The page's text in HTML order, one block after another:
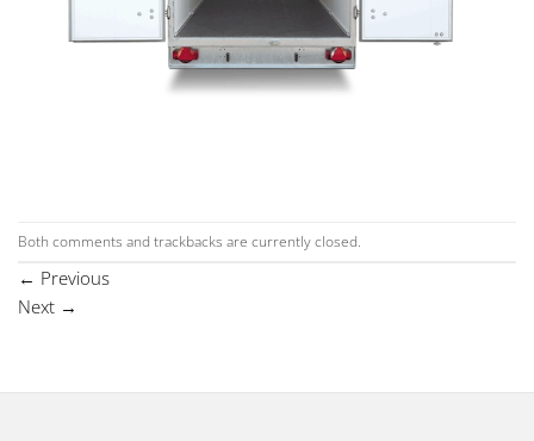
Both comments and trackbacks are currently closed.
← Previous
Next →